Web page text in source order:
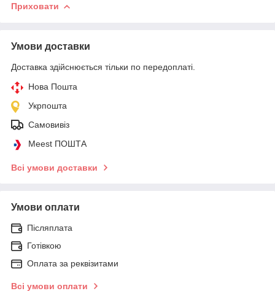
Приховати
Умови доставки
Доставка здійснюється тільки по передоплаті.
Нова Пошта
Укрпошта
Самовивіз
Meest ПОШТА
Всі умови доставки
Умови оплати
Післяплата
Готівкою
Оплата за реквізитами
Всі умови оплати